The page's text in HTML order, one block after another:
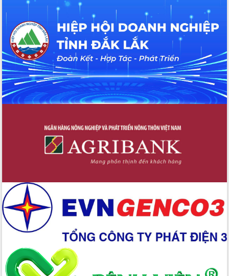
Xây dựng nền hành chính số đồng
hành cùng nông dân dân, doanh nghiệp
Giai đoạn 2026-2030, Đắk Lắk phấn
đấu có 77% xã đạt chuẩn nông thôn
mới
Chuyển đổi số 'mở đường' cho nông
nghiệp Đắk Lắk tăng trưởng bứt phá
Triển khai đồng bộ đo đạc, lập hồ sơ
địa chính, hoàn thiện cơ sở dữ liệu đất
Ứng dụng sinh trắc học - Bước tiến
trong hành trình chuyển đổi số tại Đắk
Đắk Lắk nâng cao hiệu quả công tác
Đắk Lắk đẩy mạnh nuôi biển công
nghệ, hướng tới phát triển thủy sản
bền vững
Tập huấn nâng cao năng lực triển khai
chuyển đổi số cho cán bộ, công chức
cấp xã
Đắk Lắk phát động hưởng ứng Ngày
Quyền của người tiêu dùng Việt Nam
2026